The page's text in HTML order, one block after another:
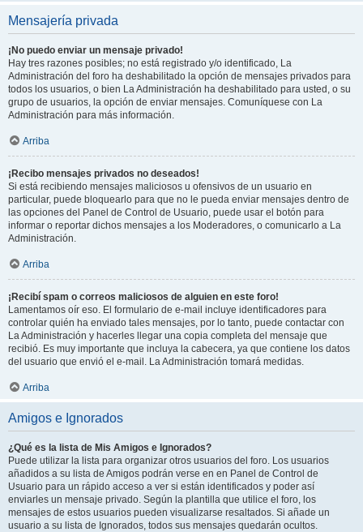
Mensajería privada
¡No puedo enviar un mensaje privado!
Hay tres razones posibles; no está registrado y/o identificado, La
Administración del foro ha deshabilitado la opción de mensajes privados para
todos los usuarios, o bien La Administración ha deshabilitado para usted, o su
grupo de usuarios, la opción de enviar mensajes. Comuníquese con La
Administración para más información.
Arriba
¡Recibo mensajes privados no deseados!
Si está recibiendo mensajes maliciosos u ofensivos de un usuario en
particular, puede bloquearlo para que no le pueda enviar mensajes dentro de
las opciones del Panel de Control de Usuario, puede usar el botón para
informar o reportar dichos mensajes a los Moderadores, o comunicarlo a La
Administración.
Arriba
¡Recibí spam o correos maliciosos de alguien en este foro!
Lamentamos oír eso. El formulario de e-mail incluye identificadores para
controlar quién ha enviado tales mensajes, por lo tanto, puede contactar con
La Administración y hacerles llegar una copia completa del mensaje que
recibió. Es muy importante que incluya la cabecera, ya que contiene los datos
del usuario que envió el e-mail. La Administración tomará medidas.
Arriba
Amigos e Ignorados
¿Qué es la lista de Mis Amigos e Ignorados?
Puede utilizar la lista para organizar otros usuarios del foro. Los usuarios
añadidos a su lista de Amigos podrán verse en en Panel de Control de
Usuario para un rápido acceso a ver si están identificados y poder así
enviarles un mensaje privado. Según la plantilla que utilice el foro, los
mensajes de estos usuarios pueden visualizarse resaltados. Si añade un
usuario a su lista de Ignorados, todos sus mensajes quedarán ocultos.